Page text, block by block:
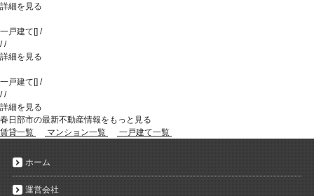
詳細を見る
一戸建て [] /
//
詳細を見る
一戸建て [] /
//
詳細を見る
春日部市の最新不動産情報をもっと見る
賃貸一覧
マンション一覧 一戸建て一覧
ホーム
運営会社